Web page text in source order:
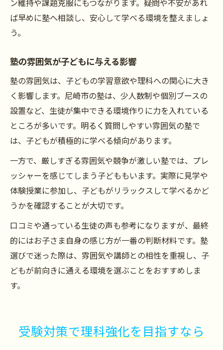
ン維持や課題克服にもつながります。疑問や不安があれ
ば早めに塾へ相談し、安心して学べる環境を整えましょ
う。
塾の雰囲気が子どもに与える影響
塾の雰囲気は、子どもの学習意欲や理科への関心に大き
く影響します。尼崎市の塾は、少人数制や個別ブースの
設置など、生徒が集中できる環境作りに力を入れている
ところが多いです。明るく質問しやすい雰囲気の塾で
は、子どもが積極的に学べる傾向があります。
一方で、厳しすぎる雰囲気や競争が激しい塾では、プレ
ッシャーを感じてしまう子どももいます。実際に見学や
体験授業に参加し、子どもがリラックスして学べるかど
うかを確認することが大切です。
口コミや通っている生徒の声も参考になりますが、最終
的にはお子さま自身の感じ方が一番の判断材料です。塾
選びで迷った際は、雰囲気や講師との相性を重視し、子
どもが前向きに通える環境を選ぶことをおすすめしま
す。
受験対策で理科強化を目指すなら